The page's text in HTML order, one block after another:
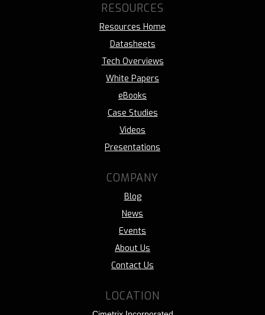
RESOURCES
Resources Home
Datasheets
Tech Overviews
White Papers
eBooks
Case Studies
Videos
Presentations
COMPANY
Blog
News
Events
About Us
Contact Us
LOCATION